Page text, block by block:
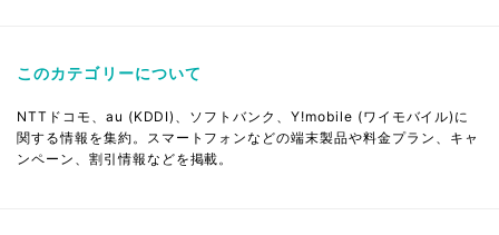
このカテゴリーについて
NTTドコモ、au (KDDI)、ソフトバンク、Y!mobile (ワイモバイル)に
関する情報を集約。スマートフォンなどの端末製品や料金プラン、キャ
ンペーン、割引情報などを掲載。